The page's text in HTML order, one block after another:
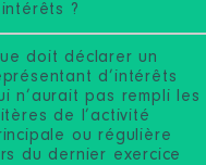
?
doit déclarer un
d’intérêts
n’aurait pas rempli les
de l’activité
ou régulière
du dernier exercice